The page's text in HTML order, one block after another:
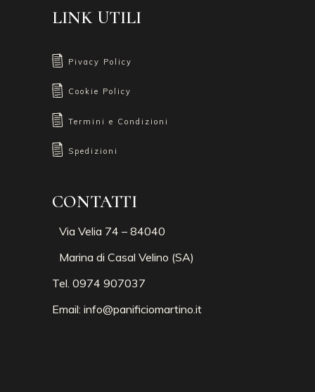
LINK UTILI
Pivacy Policy
Cookie Policy
Termini e Condizioni
Spedizioni
CONTATTI
Via Velia 74 – 84040
Marina di Casal Velino (SA)
Tel. 0974 907037
Email: info@panificiomartino.it